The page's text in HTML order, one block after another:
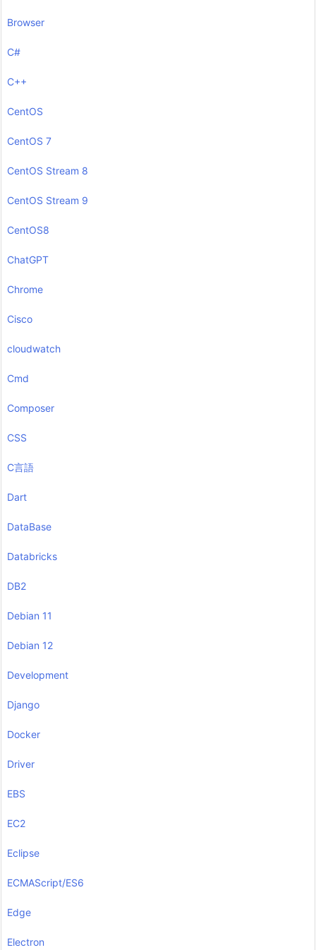
Browser
C#
C++
CentOS
CentOS 7
CentOS Stream 8
CentOS Stream 9
CentOS8
ChatGPT
Chrome
Cisco
cloudwatch
Cmd
Composer
CSS
C言語
Dart
DataBase
Databricks
DB2
Debian 11
Debian 12
Development
Django
Docker
Driver
EBS
EC2
Eclipse
ECMAScript/ES6
Edge
Electron